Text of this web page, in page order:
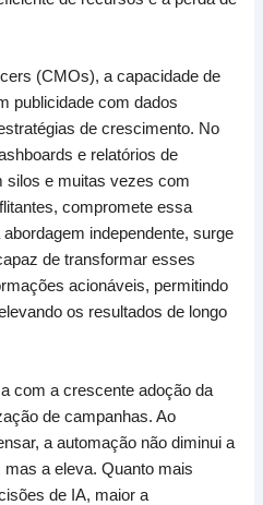
(CMOs), a capacidade de
publicidade com dados
de crescimento. No
e relatórios de
silos e muitas vezes com
compromete essa
independente, surge
de transformar esses
acionáveis, permitindo
os resultados de longo
com a crescente adoção da
de campanhas. Ao
a automação não diminui a
a eleva. Quanto mais
de IA, maior a